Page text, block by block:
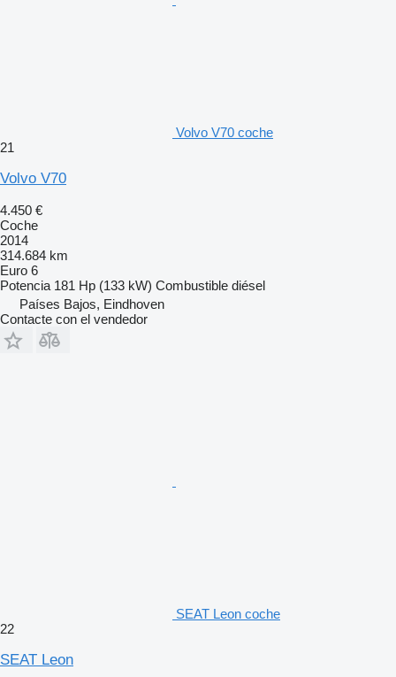
Volvo V70 coche
21
Volvo V70
4.450 €
Coche
2014
314.684 km
Euro 6
Potencia 181 Hp (133 kW) Combustible diésel
Países Bajos, Eindhoven
Contacte con el vendedor
SEAT Leon coche
22
SEAT Leon